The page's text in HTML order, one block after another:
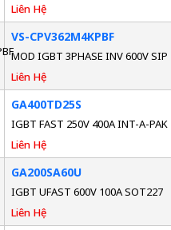
Liên Hệ
VS-CPV362M4KPBF
MOD IGBT 3PHASE INV 600V SIP
Liên Hệ
GA400TD25S
IGBT FAST 250V 400A INT-A-PAK
Liên Hệ
GA200SA60U
IGBT UFAST 600V 100A SOT227
Liên Hệ